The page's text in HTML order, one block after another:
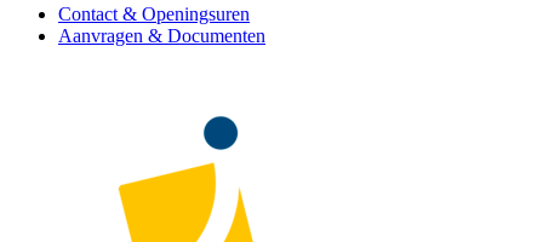
Contact & Openingsuren
Aanvragen & Documenten